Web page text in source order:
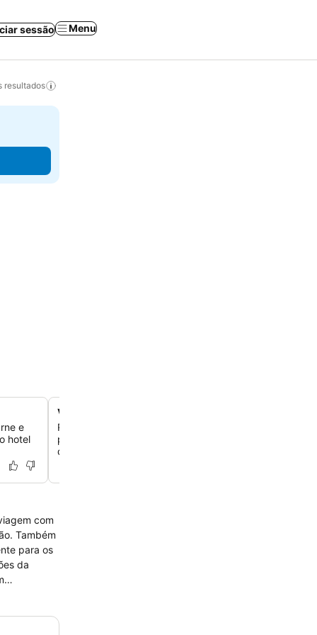
sessão Menu
resultados
e
hotel
Varandas com vistas panorâmicas
Relaxe em quartos com ar-condicionado que oferecem
privativas, proporcionando vistas agradáveis da área
das montanhas.
com
da